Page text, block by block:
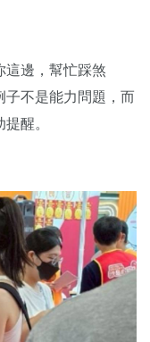
這邊，幫忙踩煞
子不是能力問題，而
醒。